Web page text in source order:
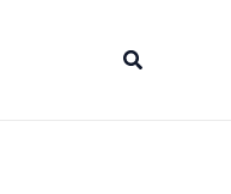
Recherche